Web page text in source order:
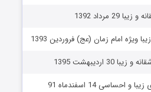
مرداد 1392
امام زمان (عج) فروردین 1393
اردیبهشت 1395
14 اسفندماه 91